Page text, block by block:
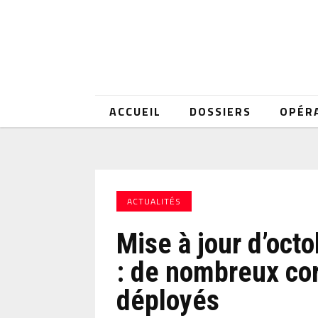
ACCUEIL DOSSIERS
ACTUALITÉS
Mise à jour
: de nombreux
déployés